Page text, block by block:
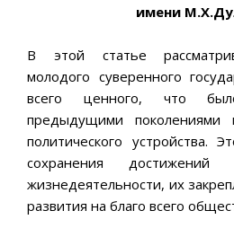
имени
В этой статье
молодого суверенного
всего ценного, что
предыдущими
политического устройства.
сохранения
жизнедеятельности, их
развития на благо всего